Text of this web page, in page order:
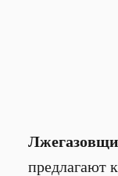
предлагают